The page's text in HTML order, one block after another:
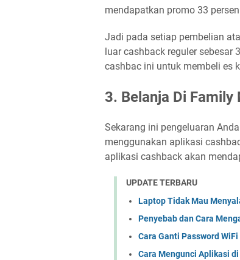
mendapatkan promo 33
Jadi pada setiap pembelian
luar cashback reguler sebesar
cashbac ini untuk membeli es
3. Belanja Di
Sekarang ini pengeluaran
menggunakan aplikasi
aplikasi cashback akan
UPDATE TERBARU
Laptop Tidak Mau
Penyebab dan Cara
Cara Ganti Password
Cara Mengunci Aplikasi